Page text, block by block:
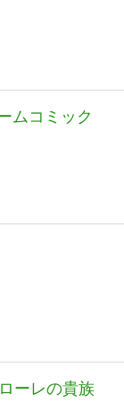
ムコミック
ーレの貴族